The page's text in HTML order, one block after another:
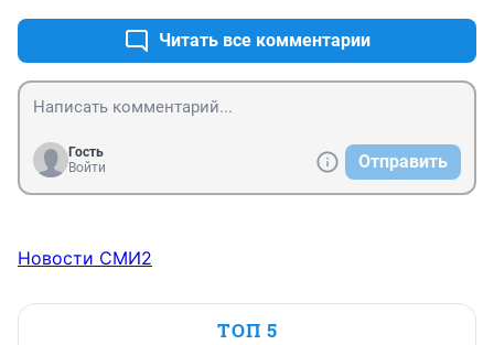
Читать все комментарии
Гость
Войти
Отправить
Новости СМИ2
ТОП 5